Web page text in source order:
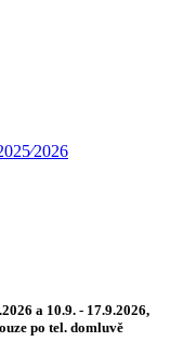
a 10.9. - 17.9.2026,
po tel. domluvě